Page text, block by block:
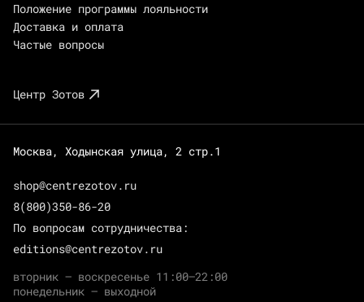
Положение программы лояльности
Доставка и оплата
Частые вопросы
Центр Зотов
Москва, Ходынская улица, 2 стр.1
shop@centrezotov.ru
8(800)350-86-20
По вопросам сотрудничества:
editions@centrezotov.ru
вторник — воскресенье 11:00–22:00
понедельник — выходной